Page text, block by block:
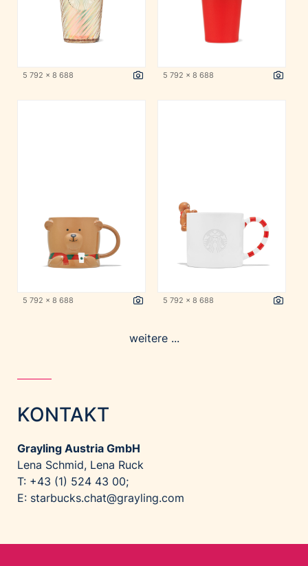
5 792 x 8 688 5 792 x 8 688
5 792 x 8 688 5 792 x 8 688
weitere ...
KONTAKT
Grayling Austria GmbH
Lena Schmid, Lena Ruck
T: +43 (1) 524 43 00;
E: starbucks.chat@grayling.com